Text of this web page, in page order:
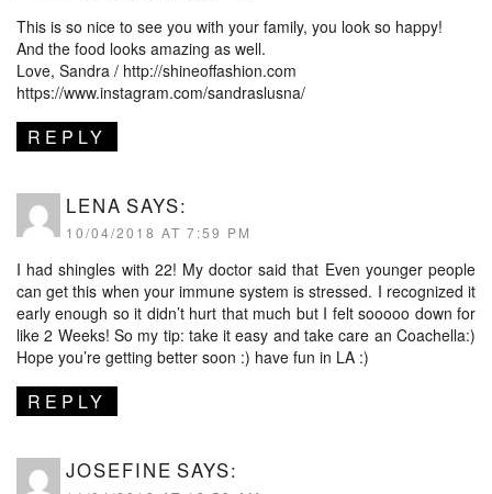
This is so nice to see you with your family, you look so happy!
And the food looks amazing as well.
Love, Sandra / http://shineoffashion.com
https://www.instagram.com/sandraslusna/
REPLY
LENA SAYS:
10/04/2018 AT 7:59 PM
I had shingles with 22! My doctor said that Even younger people
can get this when your immune system is stressed. I recognized it
early enough so it didn’t hurt that much but I felt sooooo down for
like 2 Weeks! So my tip: take it easy and take care an Coachella:)
Hope you’re getting better soon :) have fun in LA :)
REPLY
JOSEFINE SAYS: